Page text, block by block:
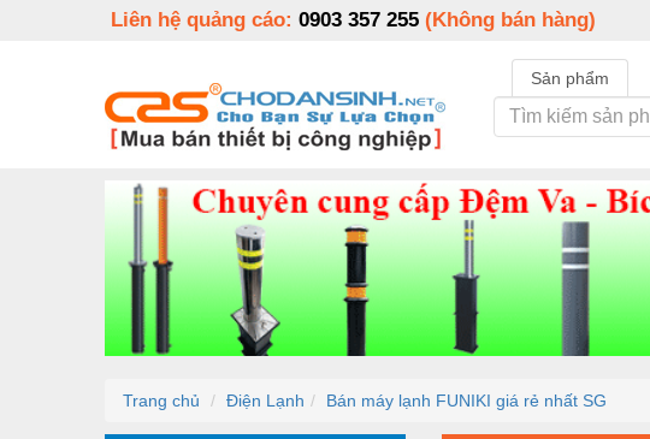
Liên hệ quảng cáo: 0903 357 255 (Không bán hàng)
Sản phẩm
Trang chủ Điện Lạnh Bán máy lạnh FUNIKI giá rẻ nhất SG